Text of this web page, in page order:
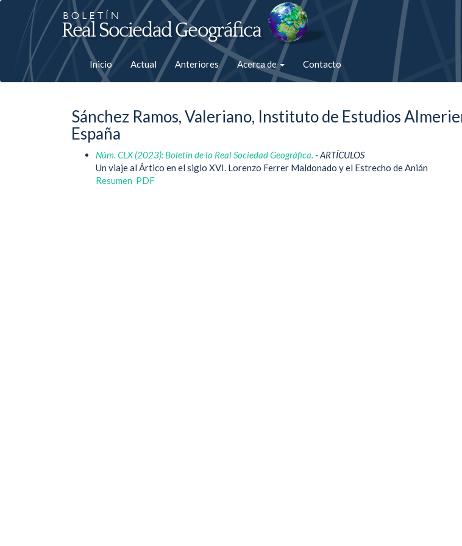
Salto
rápiso
la
Inicio Actual Anteriores Acerca de Contacto
Sánchez Ramos, Valeriano, Instituto de Estudios
España
Núm. CLX (2023): Boletín de la Real Sociedad Geográfica. - ARTÍCULOS
Un viaje al Ártico en el siglo XVI. Lorenzo Ferrer Maldonado y el Estrecho de Anián
Resumen PDF